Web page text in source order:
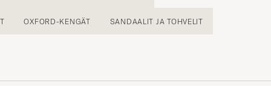
OXFORD-KENGÄT SANDAALIT JA TOHVELIT